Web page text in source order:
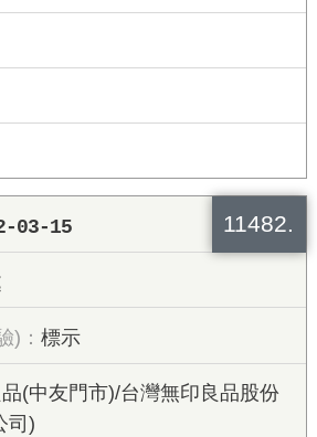
11482.
03-15
標示
(中友門市)/台灣無印良品股份
司)